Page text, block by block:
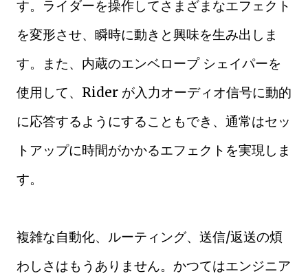
す。ライダーを操作してさまざまなエフェクト
を変形させ、瞬時に動きと興味を生み出しま
す。また、内蔵のエンベロープ シェイパーを
使用して、Rider が入力オーディオ信号に動的
に応答するようにすることもでき、通常はセッ
トアップに時間がかかるエフェクトを実現しま
す。
複雑な自動化、ルーティング、送信/返送の煩
わしさはもうありません。かつてはエンジニア